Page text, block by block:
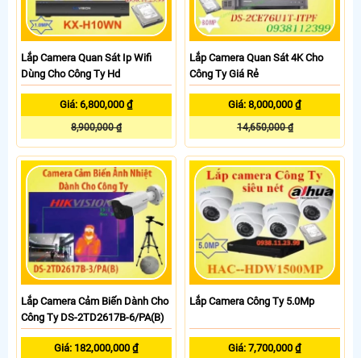
Lắp Camera Quan Sát Ip Wifi
Dùng Cho Công Ty Hd
Giá: 6,800,000 ₫
8,900,000 ₫
Lắp Camera Quan Sát 4K Cho
Công Ty Giá Rẻ
Giá: 8,000,000 ₫
14,650,000 ₫
Lắp Camera Cảm Biến Dành Cho
Công Ty DS-2TD2617B-6/PA(B)
Giá: 182,000,000 ₫
Lắp Camera Công Ty 5.0Mp
Giá: 7,700,000 ₫